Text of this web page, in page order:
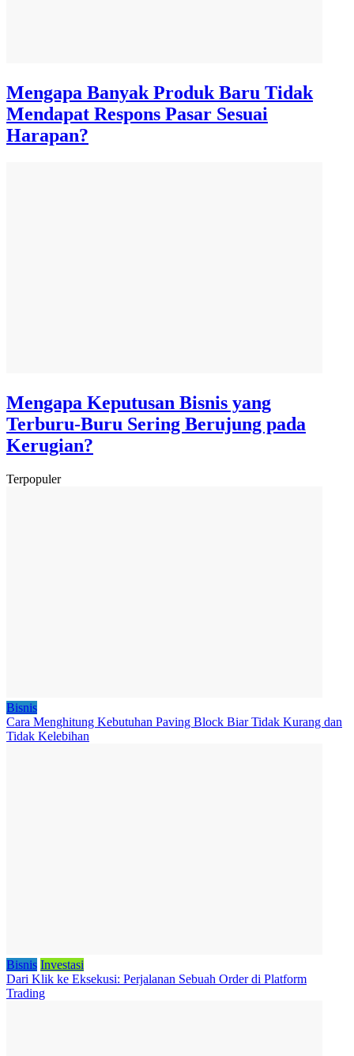
Mengapa Banyak Produk Baru Tidak
Mendapat Respons Pasar Sesuai
Harapan?
Mengapa Keputusan Bisnis yang
Terburu-Buru Sering Berujung pada
Kerugian?
Terpopuler
Bisnis
Cara Menghitung Kebutuhan Paving Block Biar Tidak Kurang dan
Tidak Kelebihan
Bisnis Investasi
Dari Klik ke Eksekusi: Perjalanan Sebuah Order di Platform
Trading